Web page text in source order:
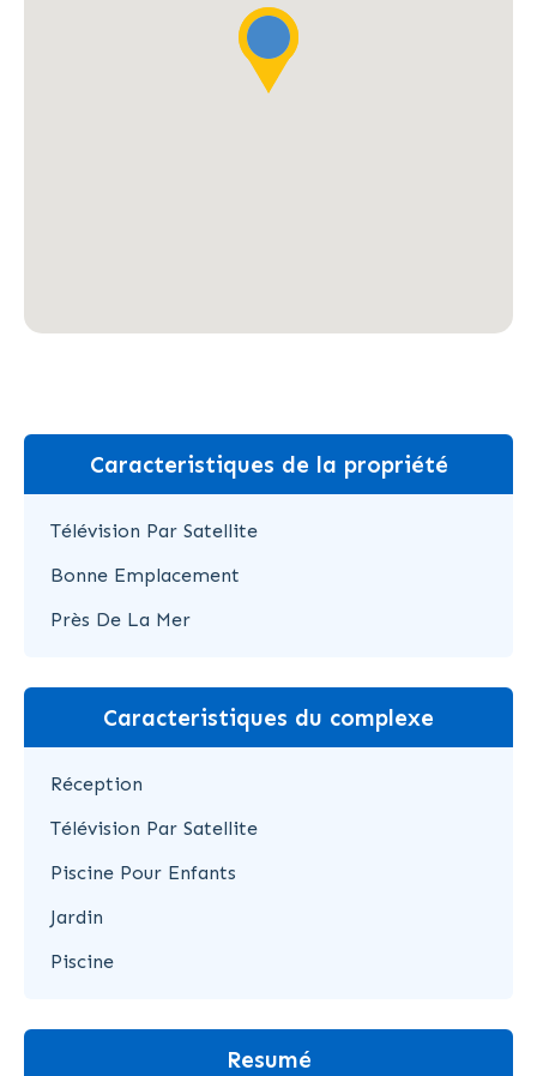
Caracteristiques de la propriété
Télévision Par Satellite
Bonne Emplacement
Près De La Mer
Caracteristiques du complexe
Réception
Télévision Par Satellite
Piscine Pour Enfants
Jardin
Piscine
Resumé